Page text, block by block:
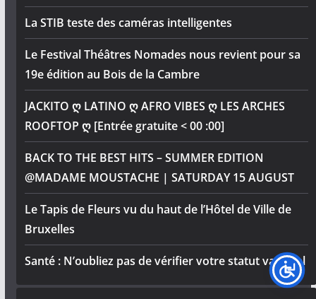
La STIB teste des caméras intelligentes
Le Festival Théâtres Nomades nous revient pour sa
19e édition au Bois de la Cambre
JACKITO ღ LATINO ღ AFRO VIBES ღ LES ARCHES
ROOFTOP ღ [Entrée gratuite < 00 :00]
BACK TO THE BEST HITS – SUMMER EDITION
@MADAME MOUSTACHE | SATURDAY 15 AUGUST
Le Tapis de Fleurs vu du haut de l’Hôtel de Ville de
Bruxelles
Santé : N’oubliez pas de vérifier votre statut vaccinal